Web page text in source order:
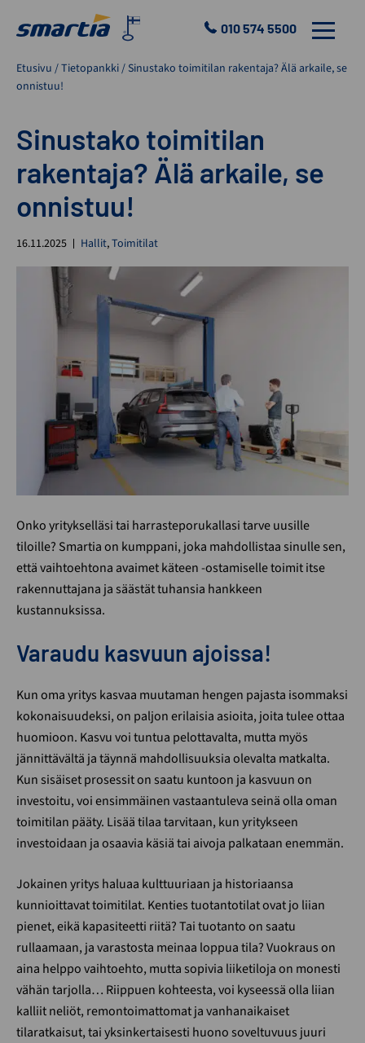
Oy
010 574 5500 VALIKKO
Etusivu /Tietopankki/ Sinustako toimitilan rakentaja? Älä arkaile, se
onnistuu!
Sinustako toimitilan
rakentaja? Älä arkaile, se
onnistuu!
16.11.2025 Hallit,Toimitilat
Onko yritykselläsi tai harrasteporukallasi tarve uusille
tiloille? Smartia on kumppani, joka mahdollistaa sinulle sen,
että vaihtoehtona avaimet käteen -ostamiselle toimit itse
rakennuttajana ja säästät tuhansia hankkeen
kustannuksissa.
Varaudu kasvuun ajoissa!
Kun oma yritys kasvaa muutaman hengen pajasta isommaksi
kokonaisuudeksi, on paljon erilaisia asioita, joita tulee ottaa
huomioon. Kasvu voi tuntua pelottavalta, mutta myös
jännittävältä ja täynnä mahdollisuuksia olevalta matkalta.
Kun sisäiset prosessit on saatu kuntoon ja kasvuun on
investoitu, voi ensimmäinen vastaantuleva seinä olla oman
toimitilan pääty. Lisää tilaa tarvitaan, kun yritykseen
investoidaan ja osaavia käsiä tai aivoja palkataan enemmän.
Jokainen yritys haluaa kulttuuriaan ja historiaansa
kunnioittavat toimitilat. Kenties tuotantotilat ovat jo liian
pienet, eikä kapasiteetti riitä? Tai tuotanto on saatu
rullaamaan, ja varastosta meinaa loppua tila? Vuokraus on
aina helppo vaihtoehto, mutta sopivia liiketiloja on monesti
vähän tarjolla… Riippuen kohteesta, voi kyseessä olla liian
kalliit neliöt, remontoimattomat ja vanhanaikaiset
tilaratkaisut, tai yksinkertaisesti huono soveltuvuus juuri